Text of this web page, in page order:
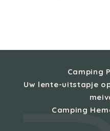
Camping
Uw lente-uitstapje
Camping